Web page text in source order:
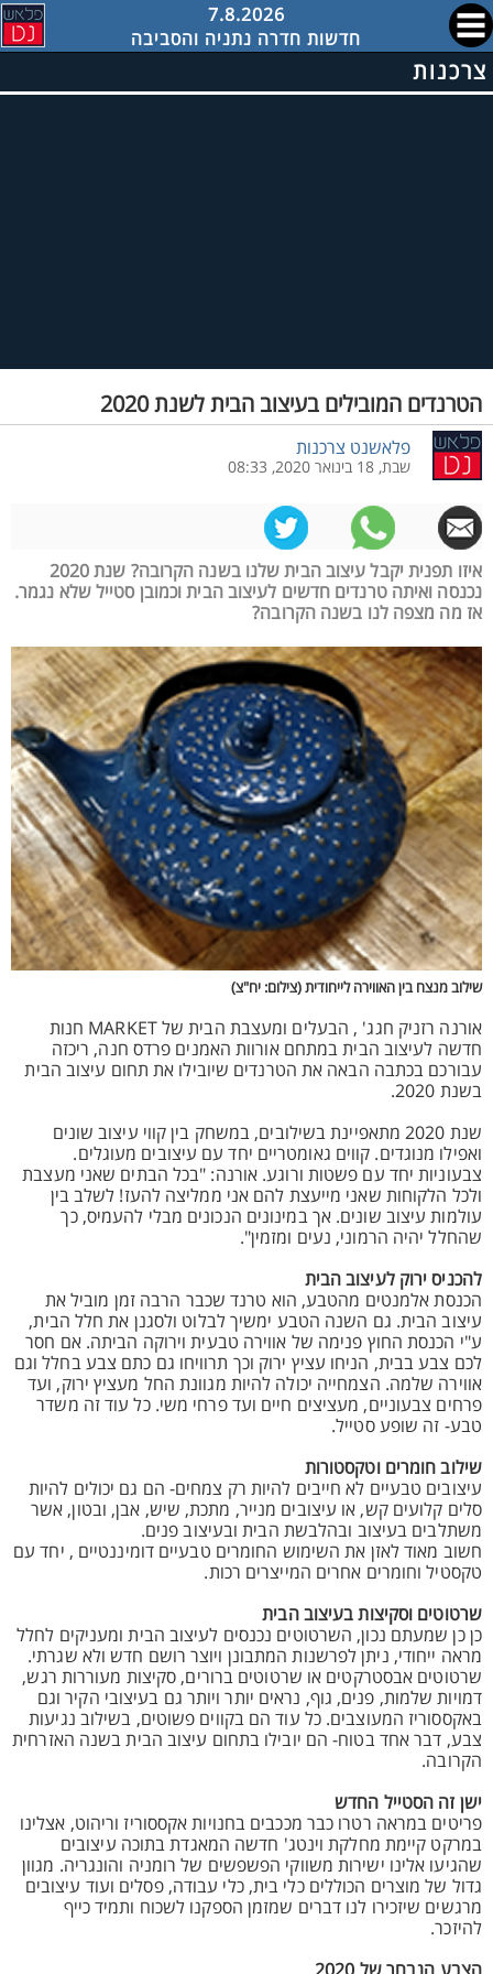
7.8.2026
חדשות חדרה נתניה והסביבה
צרכנות
הטרנדים המובילים בעיצוב הבית לשנת 2020
פלאשנט צרכנות
שבת, 18 בינואר 2020, 08:33
איזו תפנית יקבל עיצוב הבית שלנו בשנה הקרובה? שנת 2020
נכנסה ואיתה טרנדים חדשים לעיצוב הבית וכמובן סטייל שלא נגמר.
אז מה מצפה לנו בשנה הקרובה?
שילוב מנצח בין האווירה לייחודית (צילום: יח"צ)
אורנה רזניק חגג' , הבעלים ומעצבת הבית של MARKET חנות
חדשה לעיצוב הבית במתחם אורוות האמנים פרדס חנה, ריכזה
עבורכם בכתבה הבאה את הטרנדים שיובילו את תחום עיצוב הבית
בשנת 2020.
שנת 2020 מתאפיינת בשילובים, במשחק בין קווי עיצוב שונים
ואפילו מנוגדים. קווים גאומטריים יחד עם עיצובים מעוגלים.
צבעוניות יחד עם פשטות ורוגע. אורנה: "בכל הבתים שאני מעצבת
ולכל הלקוחות שאני מייעצת להם אני ממליצה להעז! לשלב בין
עולמות עיצוב שונים. אך במינונים הנכונים מבלי להעמיס, כך
שהחלל יהיה הרמוני, נעים ומזמין".
להכניס ירוק לעיצוב הבית
הכנסת אלמנטים מהטבע, הוא טרנד שכבר הרבה זמן מוביל את
עיצוב הבית. גם השנה הטבע ימשיך לבלוט ולסגנן את חלל הבית,
ע"י הכנסת החוץ פנימה של אווירה טבעית וירוקה הביתה. אם חסר
לכם צבע בבית, הניחו עציץ ירוק וכך תרוויחו גם כתם צבע בחלל וגם
אווירה שלמה. הצמחייה יכולה להיות מגוונת החל מעציץ ירוק, ועד
פרחים צבעוניים, מעציצים חיים ועד פרחי משי. כל עוד זה משדר
טבע- זה שופע סטייל.
שילוב חומרים וטקסטורות
עיצובים טבעיים לא חייבים להיות רק צמחים- הם גם יכולים להיות
סלים קלועים קש, או עיצובים מנייר, מתכת, שיש, אבן, ובטון, אשר
משתלבים בעיצוב ובהלבשת הבית ובעיצוב פנים.
חשוב מאוד לאזן את השימוש החומרים טבעיים דומיננטיים , יחד עם
טקסטיל וחומרים אחרים המייצרים רכות.
שרטוטים וסקיצות בעיצוב הבית
כן כן שמעתם נכון, השרטוטים נכנסים לעיצוב הבית ומעניקים לחלל
מראה ייחודי, ניתן לפרשנות המתבונן ויוצר רושם חדש ולא שגרתי.
שרטוטים אבסטרקטים או שרטוטים ברורים, סקיצות מעוררות רגש,
דמויות שלמות, פנים, גוף, נראים יותר ויותר גם בעיצובי הקיר וגם
באקססוריז המעוצבים. כל עוד הם בקווים פשוטים, בשילוב נגיעות
צבע, דבר אחד בטוח- הם יובילו בתחום עיצוב הבית בשנה האזרחית
הקרובה.
ישן זה הסטייל החדש
פריטים במראה רטרו כבר מככבים בחנויות אקססוריז וריהוט, אצלינו
במרקט קיימת מחלקת וינטג' חדשה המאגדת בתוכה עיצובים
שהגיעו אלינו ישירות משווקי הפשפשים של רומניה והונגריה. מגוון
גדול של מוצרים הכוללים כלי בית, כלי עבודה, פסלים ועוד עיצובים
מרגשים שיזכירו לנו דברים שמזמן הספקנו לשכוח ותמיד כייף
להיזכר.